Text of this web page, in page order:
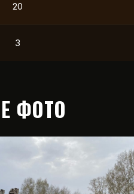
21
12
ФОТО